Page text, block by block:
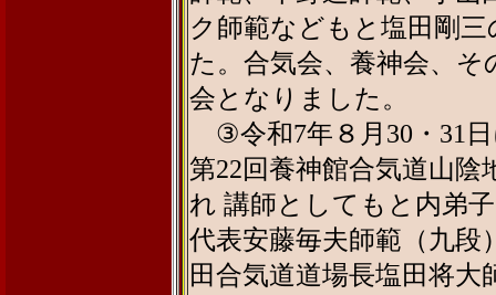
ク師範などもと塩田剛
た。合気会、養神会、
会となりました。
③令和7年８月30・31
第22回養神館合気道山
れ 講師としてもと内弟
代表安藤毎夫師範（九段
田合気道道場長塩田将